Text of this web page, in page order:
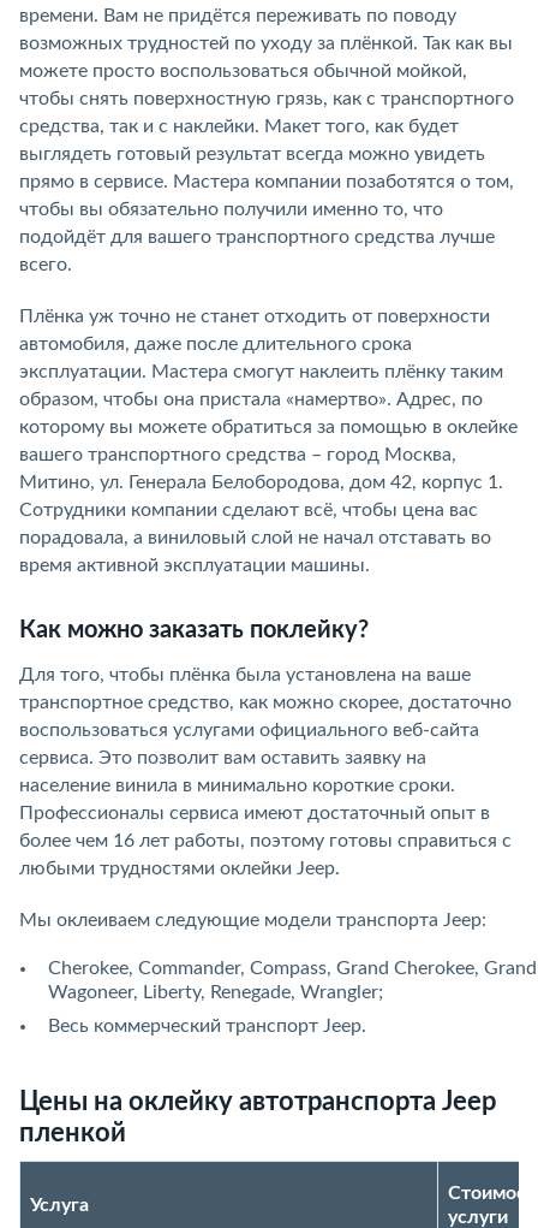
времени. Вам не придётся переживать по поводу
возможных трудностей по уходу за плёнкой. Так как вы
можете просто воспользоваться обычной мойкой,
чтобы снять поверхностную грязь, как с транспортного
средства, так и с наклейки. Макет того, как будет
выглядеть готовый результат всегда можно увидеть
прямо в сервисе. Мастера компании позаботятся о том,
чтобы вы обязательно получили именно то, что
подойдёт для вашего транспортного средства лучше
всего.
Плёнка уж точно не станет отходить от поверхности
автомобиля, даже после длительного срока
эксплуатации. Мастера смогут наклеить плёнку таким
образом, чтобы она пристала «намертво». Адрес, по
которому вы можете обратиться за помощью в оклейке
вашего транспортного средства – город Москва,
Митино, ул. Генерала Белобородова, дом 42, корпус 1.
Сотрудники компании сделают всё, чтобы цена вас
порадовала, а виниловый слой не начал отставать во
время активной эксплуатации машины.
Как можно заказать поклейку?
Для того, чтобы плёнка была установлена на ваше
транспортное средство, как можно скорее, достаточно
воспользоваться услугами официального веб-сайта
сервиса. Это позволит вам оставить заявку на
население винила в минимально короткие сроки.
Профессионалы сервиса имеют достаточный опыт в
более чем 16 лет работы, поэтому готовы справиться с
любыми трудностями оклейки Jeep.
Мы оклеиваем следующие модели транспорта Jeep:
Cherokee, Commander, Compass, Grand Cherokee, Grand
Wagoneer, Liberty, Renegade, Wrangler;
Весь коммерческий транспорт Jeep.
Цены на оклейку автотранспорта Jeep
пленкой
Услуга
услуги